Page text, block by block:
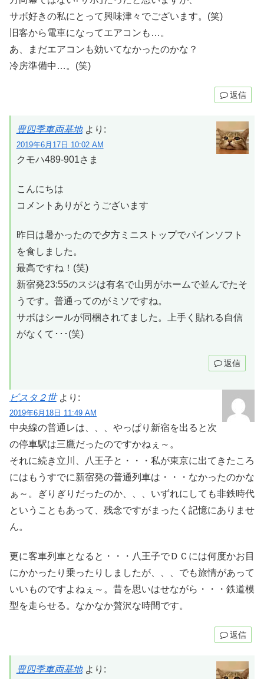
サボ好きの私にとって興味津々でございます。(笑)
旧客から電車になってエアコンも…。
あ、まだエアコンも効いてなかったのかな？
冷房準備中…。(笑)
返信
豊四季車両基地 より:
2019年6月17日 10:02 AM
クモハ489-901さま
こんにちは
コメントありがとうございます
昨日は暑かったので夕方ミニストップでパインソフト
を食しました。
最高ですね！(笑)
新宿発23:55のスジは有名で山男がホームで並んでたそ
うです。普通ってのがミソですね。
サボはシールが同梱されてました。上手く貼れる自信
がなくて･･･(笑)
返信
ビスタ２世 より:
2019年6月18日 11:49 AM
中央線の普通レは、、、やっぱり新宿を出ると次
の停車駅は三鷹だったのですかねぇ～。
それに続き立川、八王子と・・・私が東京に出てきたころ
にはもうすでに新宿発の普通列車は・・・なかったのかな
ぁ～。ぎりぎりだったのか、、、いずれにしても非鉄時代
ということもあって、残念ですがまったく記憶にありませ
ん。
更に客車列車となると・・・八王子でＤＣには何度かお目
にかかったり乗ったりしましたが、、、でも旅情があって
いいものですよねぇ～。昔を思いはせながら・・・鉄道模
型を走らせる。なかなか贅沢な時間です。
返信
豊四季車両基地 より: